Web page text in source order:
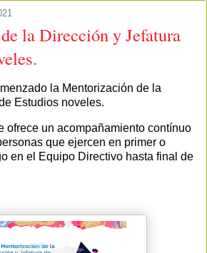
la Dirección y Jefatura
la Mentorización de la
Estudios noveles.
ofrece un acompañamiento contínuo
que ejercen en primer o
en el Equipo Directivo hasta final de